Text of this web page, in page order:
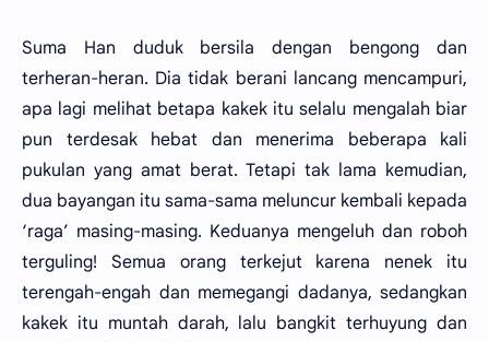
Suma Han duduk bersila dengan bengong dan
terheran-heran. Dia tidak berani lancang mencampuri,
apa lagi melihat betapa kakek itu selalu mengalah biar
pun terdesak hebat dan menerima beberapa kali
pukulan yang amat berat. Tetapi tak lama kemudian,
dua bayangan itu sama-sama meluncur kembali kepada
‘raga’ masing-masing. Keduanya mengeluh dan roboh
terguling! Semua orang terkejut karena nenek itu
terengah-engah dan memegangi dadanya, sedangkan
kakek itu muntah darah, lalu bangkit terhuyung dan